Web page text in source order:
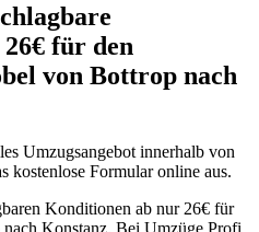
für den
von Bottrop nach
Umzugsangebot innerhalb von
kostenlose Formular online aus.
Konditionen ab nur 26€ für
Konstanz. Bei Umzüge Profi